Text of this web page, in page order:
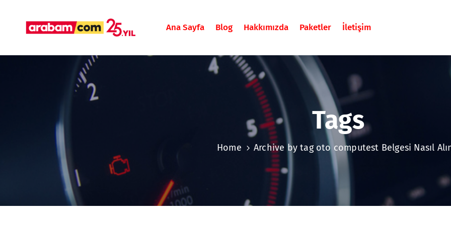
Ana Sayfa Blog Hakkımızda Paketler İletişim
Tags
Home Archive by tag oto computest Belgesi Nasıl